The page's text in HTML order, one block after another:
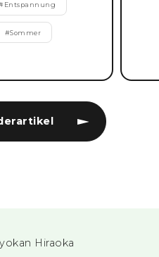
Entspannung
#Sommer
Hiraoka